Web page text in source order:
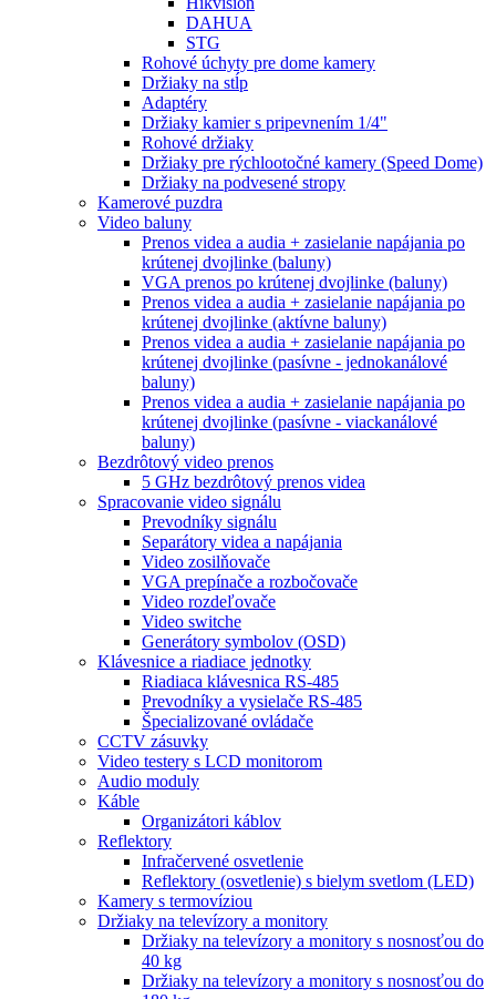
DAHUA
STG
Rohové úchyty pre dome kamery
Držiaky na stĺp
Adaptéry
Držiaky kamier s pripevnením 1/4"
Rohové držiaky
Držiaky pre rýchlootočné kamery (Speed Dome)
Držiaky na podvesené stropy
Kamerové puzdra
Video baluny
Prenos videa a audia + zasielanie napájania po
krútenej dvojlinke (baluny)
VGA prenos po krútenej dvojlinke (baluny)
Prenos videa a audia + zasielanie napájania po
krútenej dvojlinke (aktívne baluny)
Prenos videa a audia + zasielanie napájania po
krútenej dvojlinke (pasívne - jednokanálové
baluny)
Prenos videa a audia + zasielanie napájania po
krútenej dvojlinke (pasívne - viackanálové
baluny)
Bezdrôtový video prenos
5 GHz bezdrôtový prenos videa
Spracovanie video signálu
Prevodníky signálu
Separátory videa a napájania
Video zosilňovače
VGA prepínače a rozbočovače
Video rozdeľovače
Video switche
Generátory symbolov (OSD)
Klávesnice a riadiace jednotky
Riadiaca klávesnica RS-485
Prevodníky a vysielače RS-485
Špecializované ovládače
CCTV zásuvky
Video testery s LCD monitorom
Audio moduly
Káble
Organizátori káblov
Reflektory
Infračervené osvetlenie
Reflektory (osvetlenie) s bielym svetlom (LED)
Kamery s termovíziou
Držiaky na televízory a monitory
Držiaky na televízory a monitory s nosnosťou do
40 kg
Držiaky na televízory a monitory s nosnosťou do